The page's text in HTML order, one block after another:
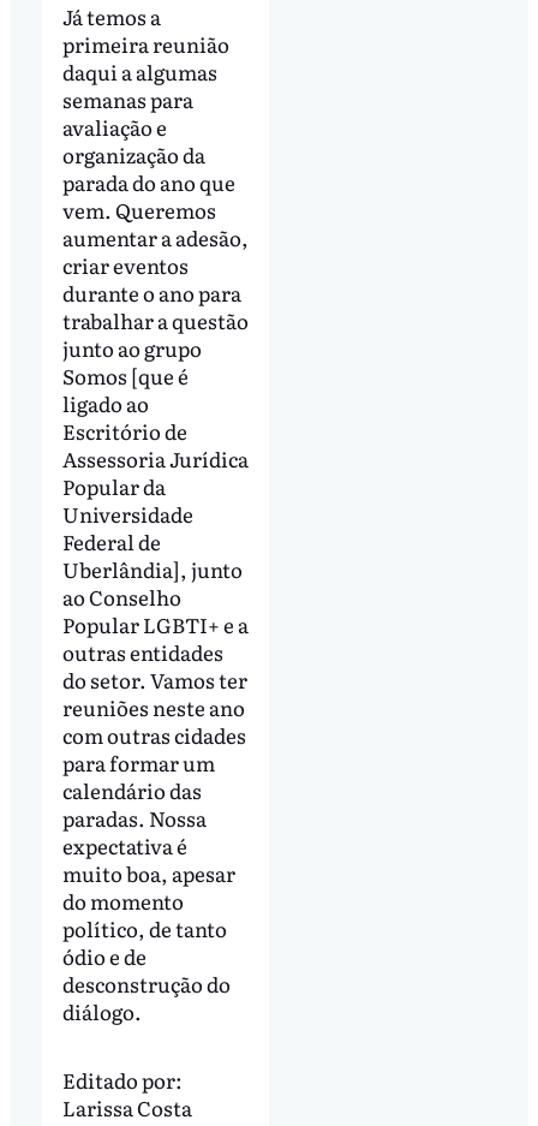
Já temos a
primeira reunião
daqui a algumas
semanas para
avaliação e
organização da
parada do ano que
vem. Queremos
aumentar a adesão,
criar eventos
durante o ano para
trabalhar a questão
junto ao grupo
Somos [que é
ligado ao
Escritório de
Assessoria Jurídica
Popular da
Universidade
Federal de
Uberlândia], junto
ao Conselho
Popular LGBTI+ e a
outras entidades
do setor. Vamos ter
reuniões neste ano
com outras cidades
para formar um
calendário das
paradas. Nossa
expectativa é
muito boa, apesar
do momento
político, de tanto
ódio e de
desconstrução do
diálogo.
Editado por:
Larissa Costa